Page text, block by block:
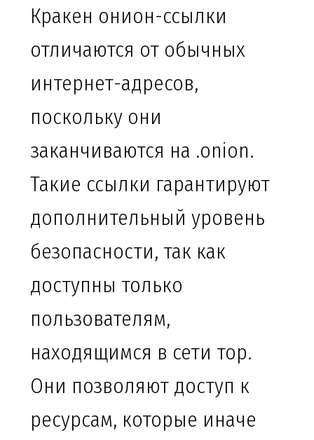
Кракен онион-ссылки
отличаются от обычных
интернет-адресов,
поскольку они
заканчиваются на .onion.
Такие ссылки гарантируют
дополнительный уровень
безопасности, так как
доступны только
пользователям,
находящимся в сети тор.
Они позволяют доступ к
ресурсам, которые иначе